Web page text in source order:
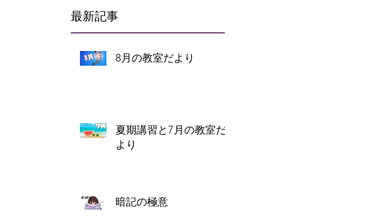
最新記事
8月の教室だより
夏期講習と7月の教室だ
より
暗記の極意